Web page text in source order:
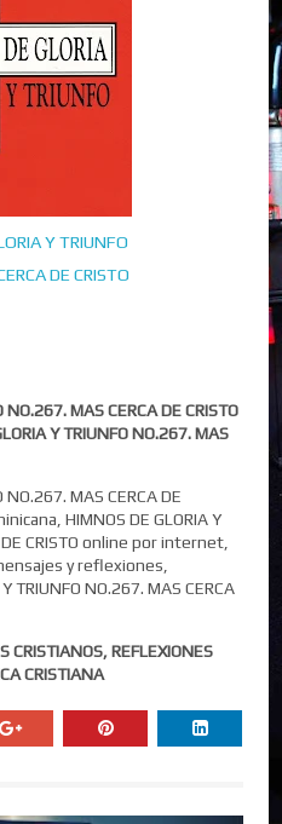
Y TRIUNFO
DE CRISTO
NO.267. MAS CERCA DE CRISTO
Y TRIUNFO NO.267. MAS
NO.267. MAS CERCA DE
HIMNOS DE GLORIA Y
DE CRISTO online por internet,
y reflexiones,
TRIUNFO NO.267. MAS CERCA
CRISTIANOS, REFLEXIONES
CRISTIANA